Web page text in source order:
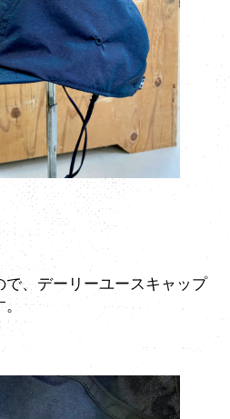
、デーリーユースキャップ
。